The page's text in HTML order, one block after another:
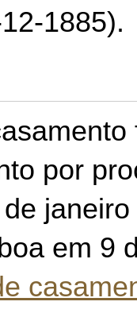
1885).
por
em 9